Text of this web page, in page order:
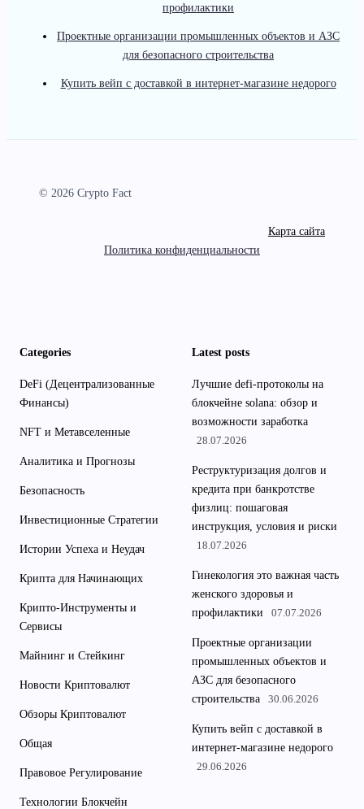
профилактики
Проектные организации промышленных объектов и АЗС
для безопасного строительства
Купить вейп с доставкой в интернет-магазине недорого
© 2026 Crypto Fact
Карта сайта
Политика конфиденциальности
Categories
DeFi (Децентрализованные
Финансы)
NFT и Метавселенные
Аналитика и Прогнозы
Безопасность
Инвестиционные Стратегии
Истории Успеха и Неудач
Крипта для Начинающих
Крипто-Инструменты и
Сервисы
Майнинг и Стейкинг
Новости Криптовалют
Обзоры Криптовалют
Общая
Правовое Регулирование
Технологии Блокчейн
Latest posts
Лучшие defi-протоколы на
блокчейне solana: обзор и
возможности заработка
28.07.2026
Реструктуризация долгов и
кредита при банкротстве
физлиц: пошаговая
инструкция, условия и риски
18.07.2026
Гинекология это важная часть
женского здоровья и
профилактики
07.07.2026
Проектные организации
промышленных объектов и
АЗС для безопасного
строительства
30.06.2026
Купить вейп с доставкой в
интернет-магазине недорого
29.06.2026